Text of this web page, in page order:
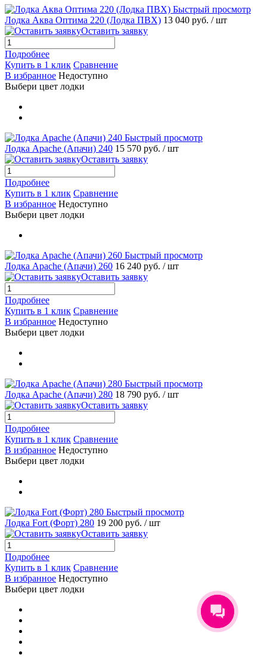
Быстрый просмотр
Лодка Аква Оптима 220 (Лодка ПВХ) 13 040 руб. / шт
Оставить заявку
Подробнее
Купить в 1 клик Сравнение
В избранное Недоступно
Выбери цвет лодки
Быстрый просмотр
Лодка Apache (Апачи) 240 15 570 руб. / шт
Оставить заявку
Подробнее
Купить в 1 клик Сравнение
В избранное Недоступно
Выбери цвет лодки
Быстрый просмотр
Лодка Apache (Апачи) 260 16 240 руб. / шт
Оставить заявку
Подробнее
Купить в 1 клик Сравнение
В избранное Недоступно
Выбери цвет лодки
Быстрый просмотр
Лодка Apache (Апачи) 280 18 790 руб. / шт
Оставить заявку
Подробнее
Купить в 1 клик Сравнение
В избранное Недоступно
Выбери цвет лодки
Быстрый просмотр
Лодка Fort (Форт) 280 19 200 руб. / шт
Оставить заявку
Подробнее
Купить в 1 клик Сравнение
В избранное Недоступно
Выбери цвет лодки